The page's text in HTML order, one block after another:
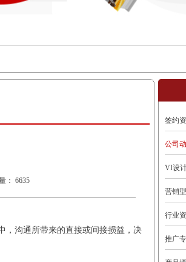
签约
公司
VI设
营销
行业
推广
： 6635
，沟通所带来的直接或间接损益，决